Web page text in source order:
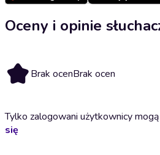
Oceny i opinie
Brak ocenBrak ocen
Tylko zalogowani użytkownicy
się